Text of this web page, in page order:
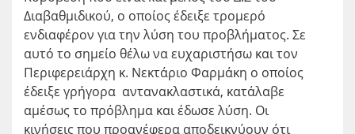
Διαβαθμιδικού, ο οποίος έδειξε τρομερό
ενδιαφέρον για την λύση του προβλήματος. Σε
αυτό το σημείο θέλω να ευχαριστήσω και τον
Περιφερειάρχη κ. Νεκτάριο Φαρμάκη ο οποίος
έδειξε γρήγορα αντανακλαστικά, κατάλαβε
αμέσως το πρόβλημα και έδωσε λύση. Οι
κινήσεις που προανέφερα αποδεικνύουν ότι